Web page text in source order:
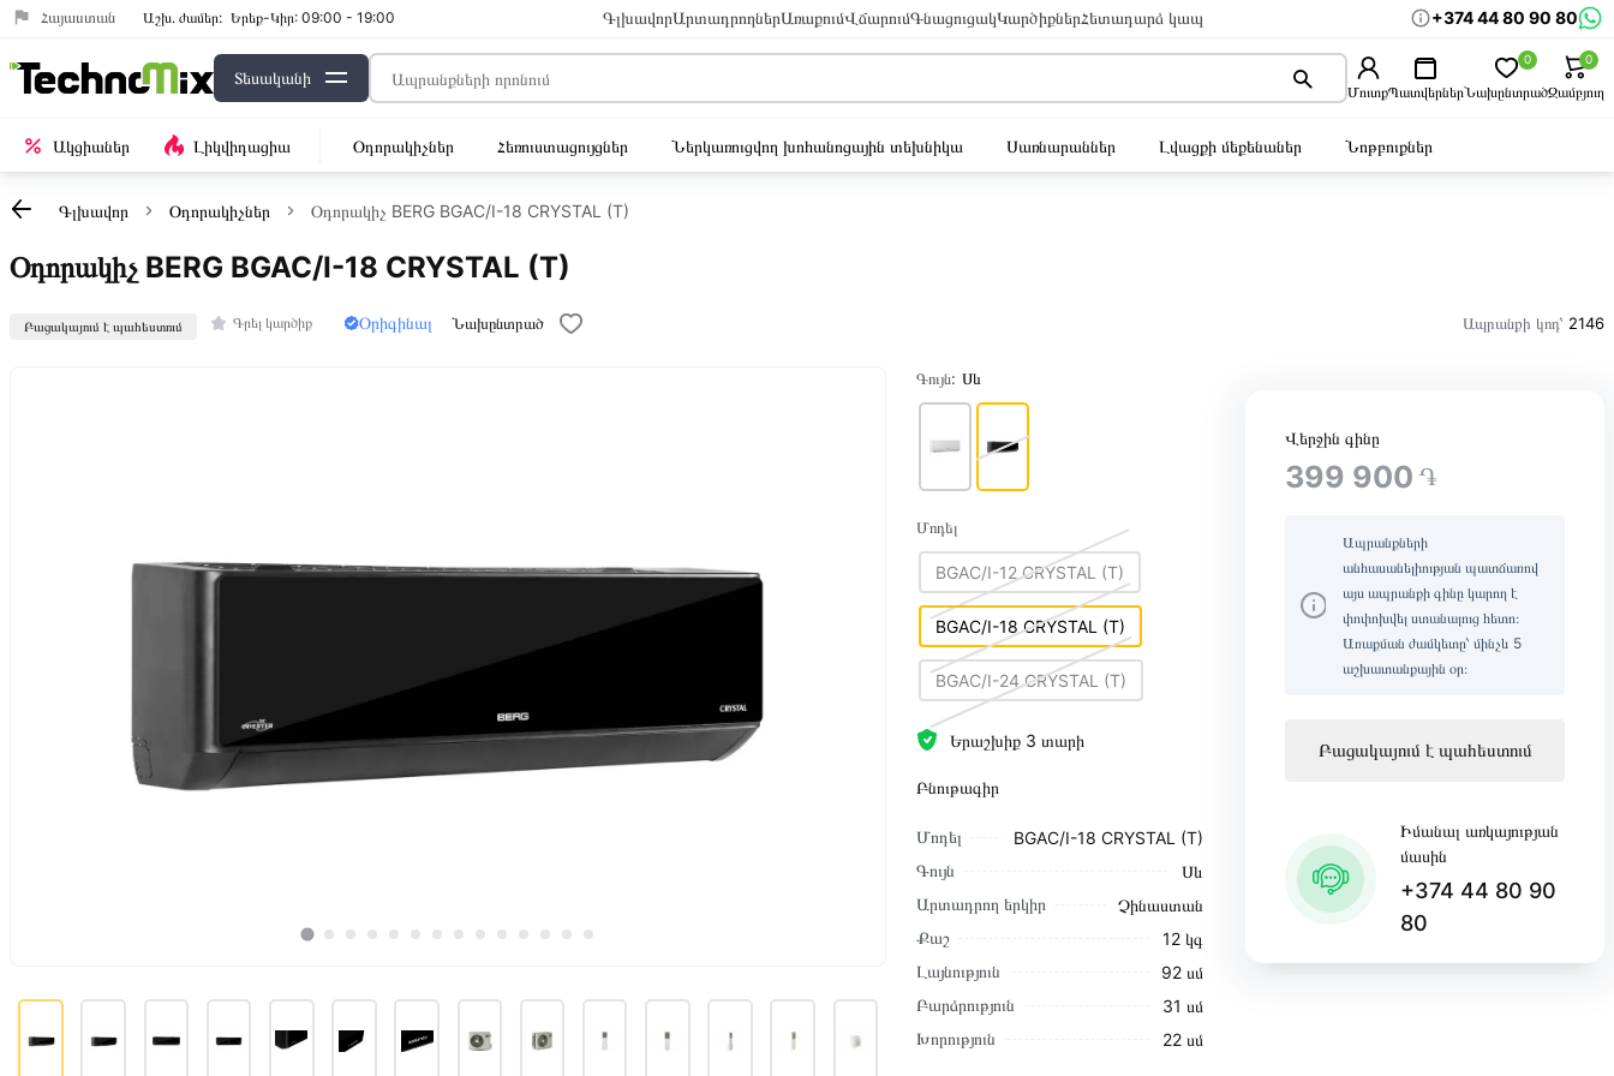
Հայաստան Աշխ․ ժամեր: Երեք-Կիր: 09:00 - 19:00 ԳլխավորԱրտադրողներԱռաքումՎճարումԳնացուցակԿարծիքներՀետադարձ կապ +374 44 80 90 80
Տեսականի
ՄուտքՊատվերներՆախընտրած
0
Զամբյուղ
0
Ակցիաներ Լիկվիդացիա Օդորակիչներ Հեռուստացույցներ Ներկառուցվող խոհանոցային տեխնիկա Սառնարաններ Լվացքի մեքենաներ Նոթբուքներ
Գլխավոր Օդորակիչներ Օդորակիչ BERG BGAC/I-18 CRYSTAL (T)
Օդորակիչ BERG BGAC/I-18 CRYSTAL (T)
Բացակայում է պահեստում Գրել կարծիք Օրիգինալ Նախընտրած Ապրանքի կոդ՝ 2146
Գույն: Սև
Մոդել
BGAC/I-12 CRYSTAL (T)
BGAC/I-18 CRYSTAL (T)
BGAC/I-24 CRYSTAL (T)
Երաշխիք 3 տարի
Բնութագիր
Մոդել
BGAC/I-18 CRYSTAL (T)
Գույն
Սև
Արտադրող երկիր
Չինաստան
Քաշ
12 կգ
Լայնություն
92 սմ
Բարձրություն
31 սմ
Խորություն
22 սմ
Վերջին գինը
399 900 ֏
Ապրանքների
անհասանելիության պատճառով
այս ապրանքի գինը կարող է
փոփոխվել ստանալուց հետո։
Առաքման ժամկետը՝ մինչև 5
աշխատանքային օր։
Բացակայում է պահեստում
Իմանալ առկայության
մասին
+374 44 80 90
80